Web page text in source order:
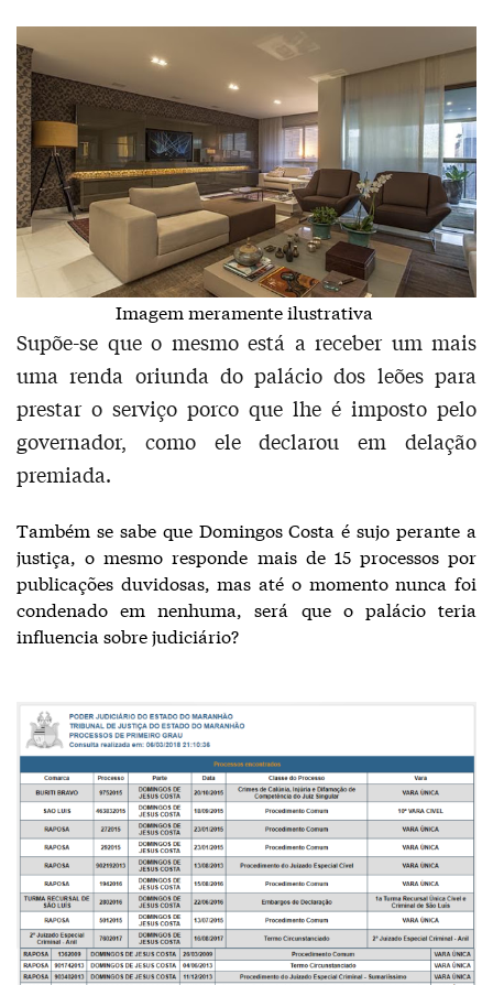
Imagem meramente ilustrativa
Supõe-se que o mesmo está a receber um mais
uma renda oriunda do palácio dos leões para
prestar o serviço porco que lhe é imposto pelo
governador, como ele declarou em delação
premiada.
Também se sabe que Domingos Costa é sujo perante a
justiça, o mesmo responde mais de 15 processos por
publicações duvidosas, mas até o momento nunca foi
condenado em nenhuma, será que o palácio teria
influencia sobre judiciário?